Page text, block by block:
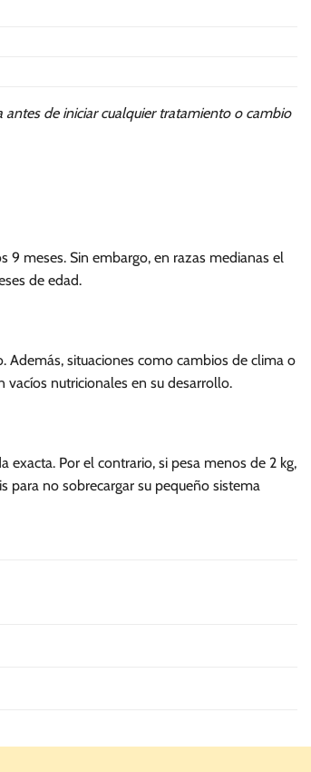
de iniciar cualquier tratamiento o cambio
meses. Sin embargo, en razas medianas el
de edad.
Además, situaciones como cambios de clima o
vacíos nutricionales en su desarrollo.
Por el contrario, si pesa menos de 2 kg,
para no sobrecargar su pequeño sistema